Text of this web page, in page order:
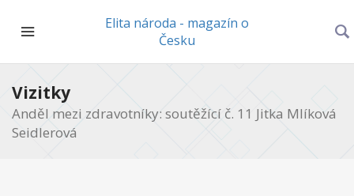
Elita národa - magazín o
Česku
Vizitky
Anděl mezi zdravotníky: soutěžící č. 11 Jitka Mlíková
Seidlerová